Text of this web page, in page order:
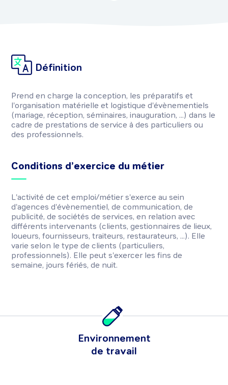
Définition
Prend en charge la conception, les préparatifs et
l'organisation matérielle et logistique d'évènementiels
(mariage, réception, séminaires, inauguration, ...) dans le
cadre de prestations de service à des particuliers ou
des professionnels.
Conditions d’exercice du métier
L'activité de cet emploi/métier s'exerce au sein
d'agences d'évènementiel, de communication, de
publicité, de sociétés de services, en relation avec
différents intervenants (clients, gestionnaires de lieux,
loueurs, fournisseurs, traiteurs, restaurateurs, ...). Elle
varie selon le type de clients (particuliers,
professionnels). Elle peut s'exercer les fins de
semaine, jours fériés, de nuit.
Environnement
de travail